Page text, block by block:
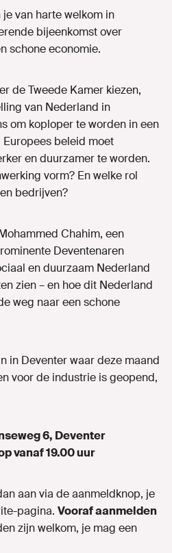
van harte welkom in
bijeenkomst over
schone economie.
de Tweede Kamer kiezen,
van Nederland in
om koploper te worden in een
beleid moet
en duurzamer te worden.
vorm? En welke rol
bedrijven?
Chahim, een
Deventenaren
en duurzaam Nederland
zien – en hoe dit Nederland
weg naar een schone
in Deventer waar deze maand
voor de industrie is geopend,
6, Deventer
vanaf 19.00 uur
aan via de aanmeldknop, je
pagina. Vooraf aanmelden
zijn welkom, je mag een